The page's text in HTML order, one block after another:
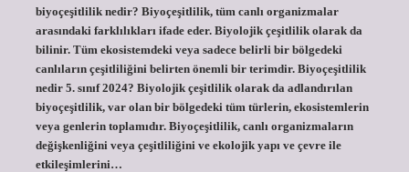
biyoçeşitlilik nedir? Biyoçeşitlilik, tüm canlı organizmalar
arasındaki farklılıkları ifade eder. Biyolojik çeşitlilik olarak da
bilinir. Tüm ekosistemdeki veya sadece belirli bir bölgedeki
canlıların çeşitliliğini belirten önemli bir terimdir. Biyoçeşitlilik
nedir 5. sınıf 2024? Biyolojik çeşitlilik olarak da adlandırılan
biyoçeşitlilik, var olan bir bölgedeki tüm türlerin, ekosistemlerin
veya genlerin toplamıdır. Biyoçeşitlilik, canlı organizmaların
değişkenliğini veya çeşitliliğini ve ekolojik yapı ve çevre ile
etkileşimlerini…